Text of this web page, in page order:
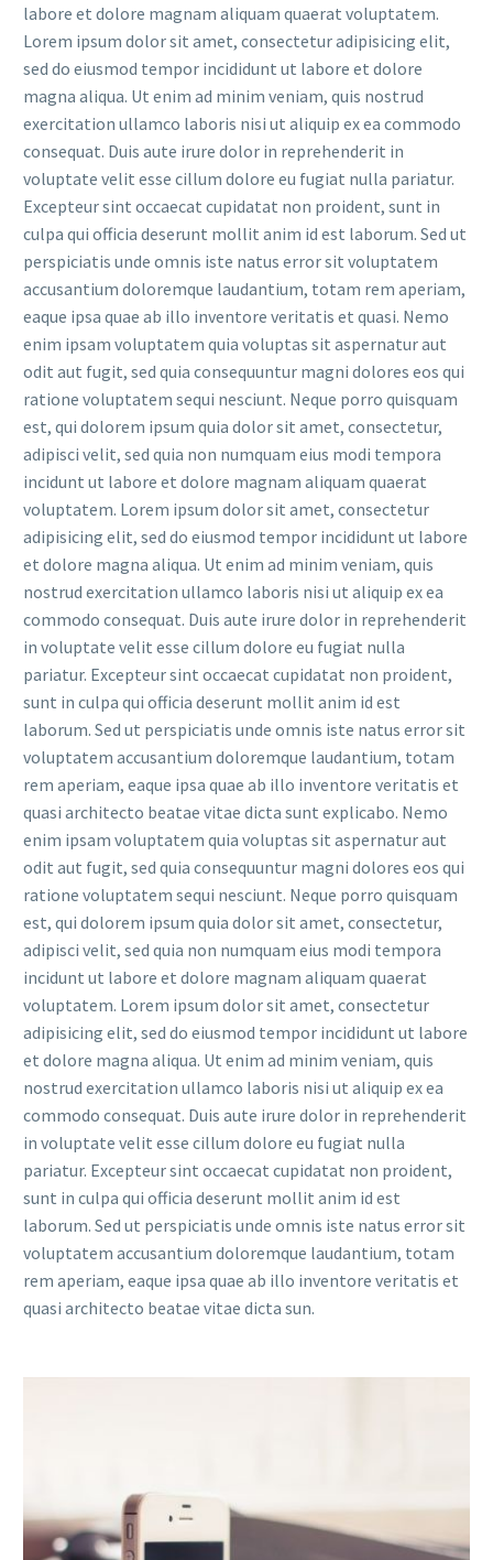
labore et dolore magnam aliquam quaerat voluptatem.
Lorem ipsum dolor sit amet, consectetur adipisicing elit,
sed do eiusmod tempor incididunt ut labore et dolore
magna aliqua. Ut enim ad minim veniam, quis nostrud
exercitation ullamco laboris nisi ut aliquip ex ea commodo
consequat. Duis aute irure dolor in reprehenderit in
voluptate velit esse cillum dolore eu fugiat nulla pariatur.
Excepteur sint occaecat cupidatat non proident, sunt in
culpa qui officia deserunt mollit anim id est laborum. Sed ut
perspiciatis unde omnis iste natus error sit voluptatem
accusantium doloremque laudantium, totam rem aperiam,
eaque ipsa quae ab illo inventore veritatis et quasi. Nemo
enim ipsam voluptatem quia voluptas sit aspernatur aut
odit aut fugit, sed quia consequuntur magni dolores eos qui
ratione voluptatem sequi nesciunt. Neque porro quisquam
est, qui dolorem ipsum quia dolor sit amet, consectetur,
adipisci velit, sed quia non numquam eius modi tempora
incidunt ut labore et dolore magnam aliquam quaerat
voluptatem. Lorem ipsum dolor sit amet, consectetur
adipisicing elit, sed do eiusmod tempor incididunt ut labore
et dolore magna aliqua. Ut enim ad minim veniam, quis
nostrud exercitation ullamco laboris nisi ut aliquip ex ea
commodo consequat. Duis aute irure dolor in reprehenderit
in voluptate velit esse cillum dolore eu fugiat nulla
pariatur. Excepteur sint occaecat cupidatat non proident,
sunt in culpa qui officia deserunt mollit anim id est
laborum. Sed ut perspiciatis unde omnis iste natus error sit
voluptatem accusantium doloremque laudantium, totam
rem aperiam, eaque ipsa quae ab illo inventore veritatis et
quasi architecto beatae vitae dicta sunt explicabo. Nemo
enim ipsam voluptatem quia voluptas sit aspernatur aut
odit aut fugit, sed quia consequuntur magni dolores eos qui
ratione voluptatem sequi nesciunt. Neque porro quisquam
est, qui dolorem ipsum quia dolor sit amet, consectetur,
adipisci velit, sed quia non numquam eius modi tempora
incidunt ut labore et dolore magnam aliquam quaerat
voluptatem. Lorem ipsum dolor sit amet, consectetur
adipisicing elit, sed do eiusmod tempor incididunt ut labore
et dolore magna aliqua. Ut enim ad minim veniam, quis
nostrud exercitation ullamco laboris nisi ut aliquip ex ea
commodo consequat. Duis aute irure dolor in reprehenderit
in voluptate velit esse cillum dolore eu fugiat nulla
pariatur. Excepteur sint occaecat cupidatat non proident,
sunt in culpa qui officia deserunt mollit anim id est
laborum. Sed ut perspiciatis unde omnis iste natus error sit
voluptatem accusantium doloremque laudantium, totam
rem aperiam, eaque ipsa quae ab illo inventore veritatis et
quasi architecto beatae vitae dicta sun.